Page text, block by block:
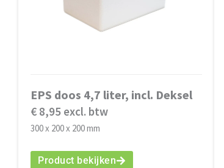
EPS doos 4,7 liter, incl. Deksel
€ 8,95 excl. btw
300 x 200 x 200 mm
Product bekijken